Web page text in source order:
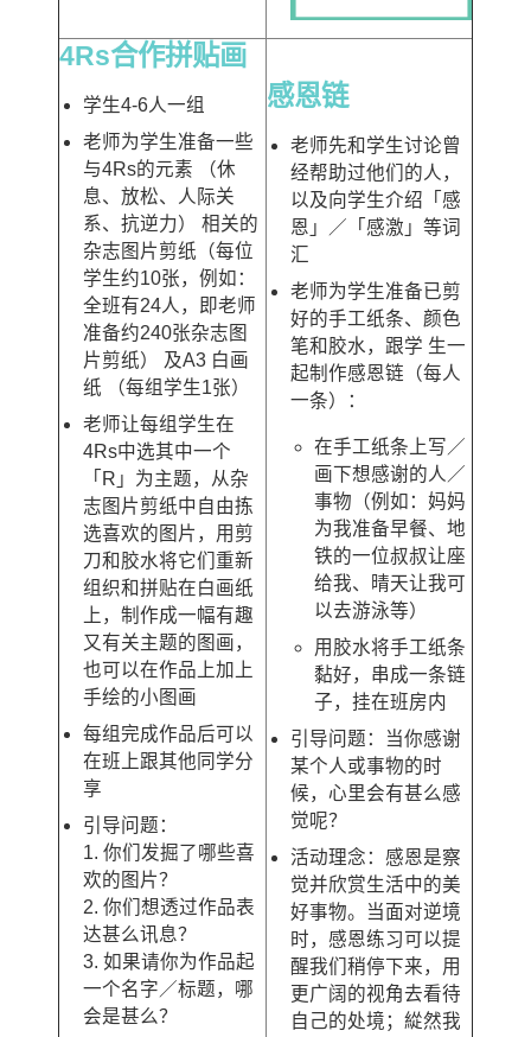
4Rs合作拼贴画
学生4-6人一组
老师为学生准备一些
与4Rs的元素 （休
息、放松、人际关
系、抗逆力） 相关的
杂志图片剪纸（每位
学生约10张，例如：
全班有24人，即老师
准备约240张杂志图
片剪纸） 及A3 白画
纸 （每组学生1张）
老师让每组学生在
4Rs中选其中一个
「R」为主题，从杂
志图片剪纸中自由拣
选喜欢的图片，用剪
刀和胶水将它们重新
组织和拼贴在白画纸
上，制作成一幅有趣
又有关主题的图画，
也可以在作品上加上
手绘的小图画
每组完成作品后可以
在班上跟其他同学分
享
引导问题：
1. 你们发掘了哪些喜
欢的图片？
2. 你们想透过作品表
达甚么讯息？
3. 如果请你为作品起
一个名字／标题，哪
会是甚么？
感恩链
老师先和学生讨论曾
经帮助过他们的人，
以及向学生介绍「感
恩」／「感激」等词
汇
老师为学生准备已剪
好的手工纸条、颜色
笔和胶水，跟学 生一
起制作感恩链（每人
一条）：
在手工纸条上写／
画下想感谢的人／
事物（例如：妈妈
为我准备早餐、地
铁的一位叔叔让座
给我、晴天让我可
以去游泳等）
用胶水将手工纸条
黏好，串成一条链
子，挂在班房内
引导问题：当你感谢
某个人或事物的时
候，心里会有甚么感
觉呢？
活动理念：感恩是察
觉并欣赏生活中的美
好事物。当面对逆境
时，感恩练习可以提
醒我们稍停下来，用
更广阔的视角去看待
自己的处境；緃然我